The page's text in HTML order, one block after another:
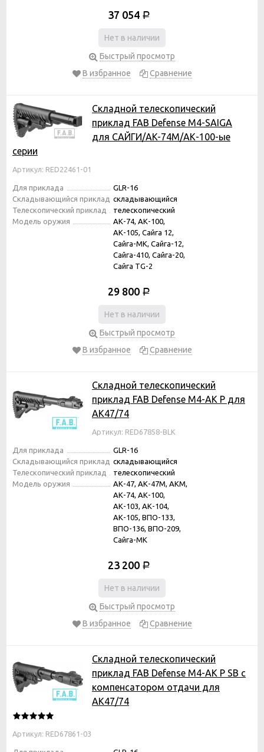
37 054 Р
Нет в наличии
Быстрый просмотр
В избранное
Сравнение
Складной телескопический
приклад FAB Defense M4-SAIGA
для САЙГИ/AK-74M/АК-100-ые
серии
Артикул: RED22461-01
Для приклада
GLR-16
Складывающийся приклад складывающийся
Телескопический приклад
телескопический
Модель оружия
АК-74, АК-100,
АК-105, Сайга 12,
Сайга-МК, Сайга-12,
Сайга-410, Сайга-20,
Сайга TG-2
29 800 Р
Нет в наличии
Быстрый просмотр
В избранное
Сравнение
Складной телескопический
приклад FAB Defense M4-AK P для
АК47/74
Артикул: RED67858-BLK
Для приклада
GLR-16
Складывающийся приклад складывающийся
Телескопический приклад
телескопический
Модель оружия
АК-47, АК-47М, АКМ,
АК-74, АК-100,
АК-103, АК-104,
АК-105, ВПО-133,
ВПО-136, ВПО-209,
Сайга-МК
23 200 Р
Нет в наличии
Быстрый просмотр
В избранное
Сравнение
Складной телескопический
приклад FAB Defense M4-AK P SB с
компенсатором отдачи для
АК47/74
Артикул: RED67861-03